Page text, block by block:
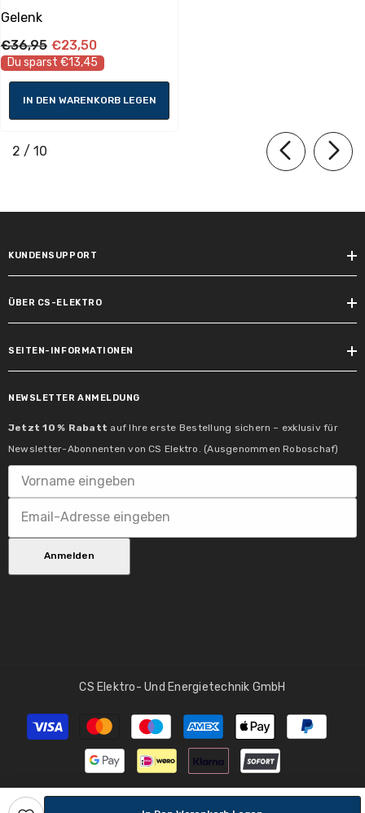
Technik:
Zubehör ohne Leuchtmittel
Max. Leistungsbereich:
max. 1000 W
Schutzklasse I
7 nicht betroffen.
FSC® Holzart:
FSC® Produkttyp:
Nein
Gelenk
€36,95 €23,50
Du sparst €13,45
IN DEN WARENKORB LEGEN
2 / von
10
KUNDENSUPPORT
ÜBER CS-ELEKTRO
SEITEN-INFORMATIONEN
NEWSLETTER ANMELDUNG
Jetzt 10 % Rabatt auf Ihre erste Bestellung sichern – exklusiv für
Newsletter-Abonnenten von CS Elektro. (Ausgenommen Roboschaf)
Anmelden
CS Elektro- Und Energietechnik GmbH
Zahlungsmethoden